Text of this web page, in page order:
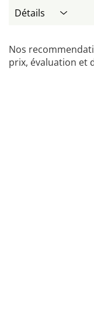
Détails
Nos
prix, évaluation et